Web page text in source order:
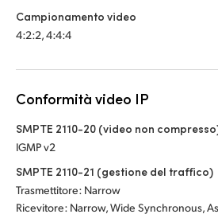
Campionamento video
4:2:2, 4:4:4
Conformità video IP
SMPTE 2110-20 (video non
IGMP v2
SMPTE 2110-21 (gestione del traffico)
Trasmettitore: Narrow
Ricevitore: Narrow, Wide Synchronous,